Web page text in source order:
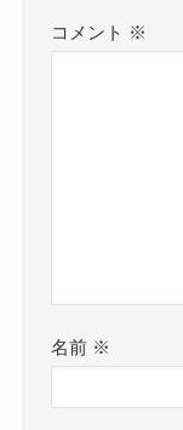
コメント ※
名前 ※